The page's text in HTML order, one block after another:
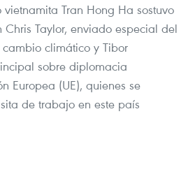
vietnamita Tran Hong Ha sostuvo
Chris Taylor, enviado especial del
climático y Tibor
sobre diplomacia
Europea (UE), quienes se
de trabajo en este país